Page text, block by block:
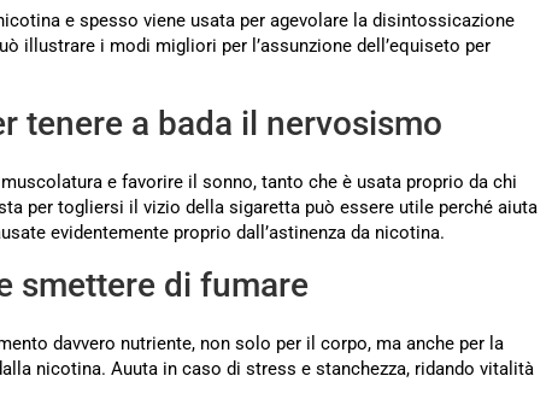
e spesso viene usata per agevolare la disintossicazione
illustrare i modi migliori per l’assunzione dell’equiseto per
tenere a bada il nervosismo
e favorire il sonno, tanto che è usata proprio da chi
per togliersi il vizio della sigaretta può essere utile perché aiuta
evidentemente proprio dall’astinenza da nicotina.
smettere di fumare
davvero nutriente, non solo per il corpo, ma anche per la
nicotina. Auuta in caso di stress e stanchezza, ridando vitalità